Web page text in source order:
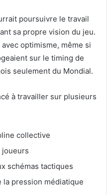
poursuivre le travail
sa propre vision du jeu.
optimisme, même si
sur le timing de
seulement du Mondial.
à travailler sur plusieurs
collective
joueurs
schémas tactiques
la pression médiatique